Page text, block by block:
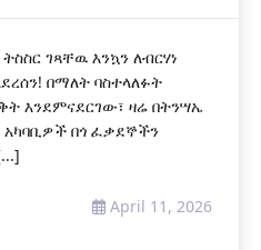
ገጻቸዉ እንኳን ለብርሃነ
በማለት ባስተላለፉት
እንደምናደርገው፣ ዛሬ በትንሣኤ
በጎ ፈቃደኞችን
April 11, 2026